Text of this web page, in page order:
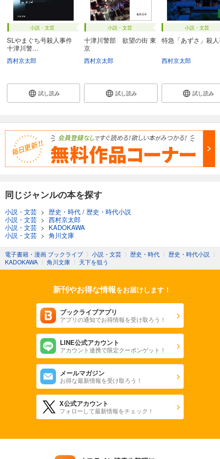
小説・文芸
SLやまぐち号殺人事件
十津川警...
西村京太郎
試し読み
小説・文芸
十津川警部 欲望の街 東
京
西村京太郎
試し読み
小説・文芸
特急「あずさ」殺
西村京太郎
試し読み
同じジャンルの本を探す
小説・文芸 > 歴史・時代 / 歴史・時代小説
小説・文芸 > 西村京太郎
小説・文芸 > KADOKAWA
小説・文芸 > 角川文庫
電子書籍・漫画 ブックライブ 〉 小説・文芸 〉 歴史・時代 〉 歴史・時代小説 〉
KADOKAWA 〉 角川文庫 〉 天下を狙う
新刊やお得な情報をお届けします！
ブックライブアプリ
アプリの通知でお得情報を受け取ろう！
LINE公式アカウント
アカウント連携で限定クーポンゲット！
メールマガジン
お得な最新情報を受け取ろう！
X公式アカウント
フォローして最新情報をチェック！